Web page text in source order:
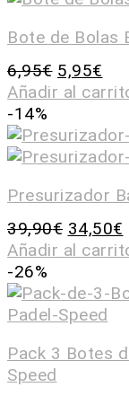
Bote de Bolas
6,95€ 5,95€
Añadir al
-14%
Presurizador
39,90€ 34,50€
Añadir al
-26%
Pack 3 Botes
Speed